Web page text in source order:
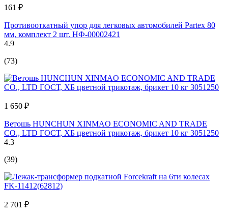
161 ₽
Противооткатный упор для легковых автомобилей Partex 80
мм, комплект 2 шт. НФ-00002421
4.9
(73)
1 650 ₽
Ветошь HUNCHUN XINMAO ECONOMIC AND TRADE
CO., LTD ГОСТ, ХБ цветной трикотаж, брикет 10 кг 3051250
4.3
(39)
2 701 ₽